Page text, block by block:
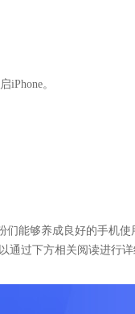
iPhone。
们能够养成良好的手机
通过下方相关阅读进行